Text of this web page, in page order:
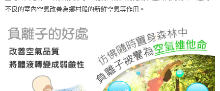
不良的室內空氣改善為鄉村般的新鮮空氣等作用。